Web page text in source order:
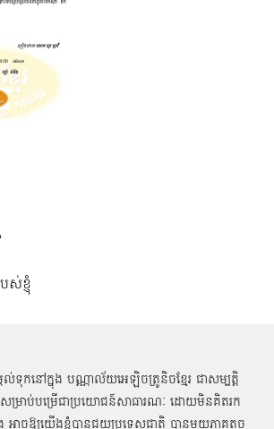
ស់ខ្ញុំ
ទុកនៅក្នុង បណ្ណាល័យអេឡិចត្រូនិចខ្មែរ ជាសម្បតិ្ត
សម្រាប់បម្រើជាប្រយោជន៍សាធារណៈ ដោយមិនគិតរក